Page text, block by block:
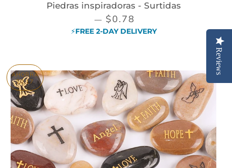
Piedras inspiradoras - Surtidas
— PRECIO DE VENTA
$0.78
⚡FREE 2-DAY DELIVERY
AHORRA
$0.17
Reviews